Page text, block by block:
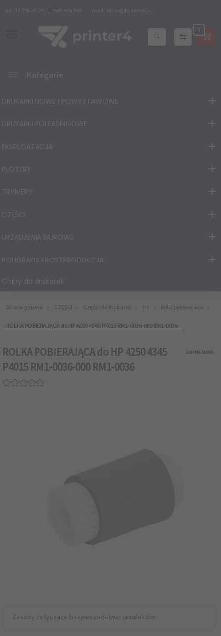
tel. 12 296 40 25 535 444 845 mail: biuro@printer4.pl
Kategorie
DRUKARKI NOWE I POWYSTAWOWE
DRUKARKI POLEASINGOWE
EKSPLOATACJA
PLOTERY
TRYMERY
CZĘŚCI
URZĄDZENIA BIUROWE
POLIGRAFIA I POSTPRODUKCJA
Chipy do drukarek
Strona główna CZĘŚCI Części do drukarek HP Rolki pobierajace
ROLKA POBIERAJĄCA do HP 4250 4345 P4015 RM1-0036-000 RM1-0036
ROLKA POBIERAJĄCA do HP 4250 4345
P4015 RM1-0036-000 RM1-0036
Zasoby dotyczące bezpieczeństwa i produktów